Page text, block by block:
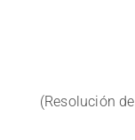
(Resolución